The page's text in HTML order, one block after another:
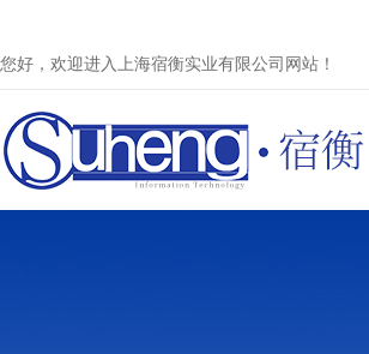
您好，欢迎进入上海宿衡实业有限公司网站！